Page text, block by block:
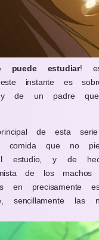
puede estudiar!
este instante es
y de un padre
de esta
comida que no
estudio, y de
de los
en precisamente
sencillamente las